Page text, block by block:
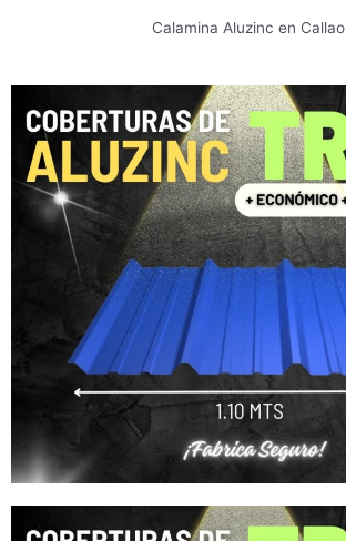
Calamina Aluzinc en Callao